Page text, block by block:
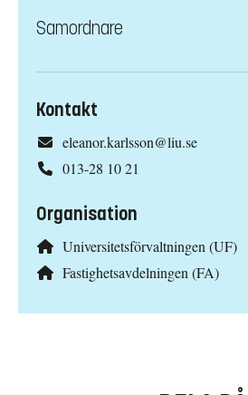
Samordnare
Kontakt
eleanor.karlsson@liu.se
013-28 10 21
Organisation
Universitetsförvaltningen (UF)
Fastighetsavdelningen (FA)